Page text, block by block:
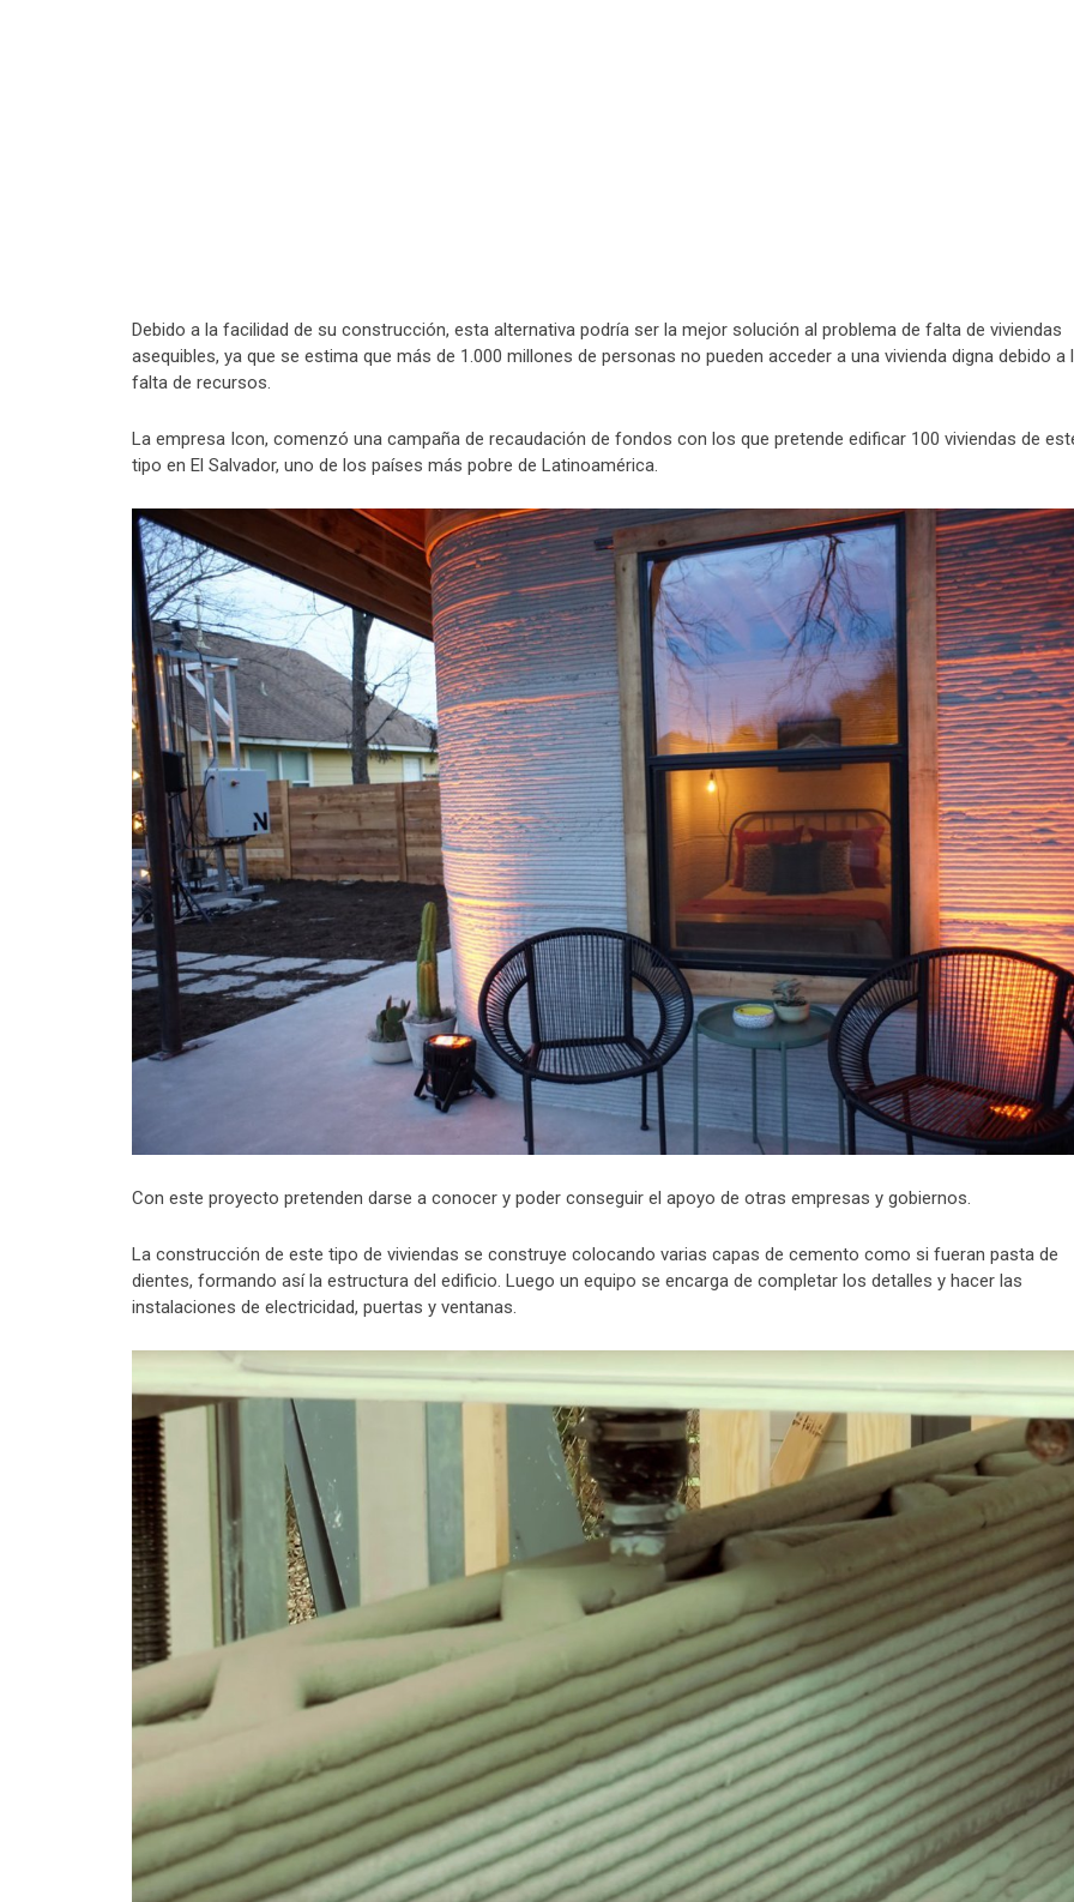
Debido a la facilidad de su construcción, esta alternativa podría ser la mejor solución al problema de falta de viviendas
asequibles, ya que se estima que más de 1.000 millones de personas no pueden acceder a una vivienda digna debido a
falta de recursos.
La empresa Icon, comenzó una campaña de recaudación de fondos con los que pretende edificar 100 viviendas de
tipo en El Salvador, uno de los países más pobre de Latinoamérica.
Con este proyecto pretenden darse a conocer y poder conseguir el apoyo de otras empresas y gobiernos.
La construcción de este tipo de viviendas se construye colocando varias capas de cemento como si fueran pasta de
dientes, formando así la estructura del edificio. Luego un equipo se encarga de completar los detalles y hacer las
instalaciones de electricidad, puertas y ventanas.